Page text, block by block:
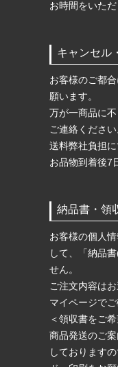
お時間をいただ
キャンセル
お客様のご都
願います。
万が一商品に
ご連絡ください
送料弊社負担
お品物到着後7
納品書・領
お客様の個人
して、「納品
せん。
ご注文内容は
マイページでご
＜領収書をご
商品発送のご
しております